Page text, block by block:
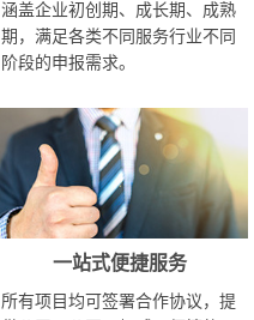
涵盖企业初创期、成长期、成熟
期，满足各类不同服务行业不同
阶段的申报需求。
一站式便捷服务
所有项目均可签署合作协议，提